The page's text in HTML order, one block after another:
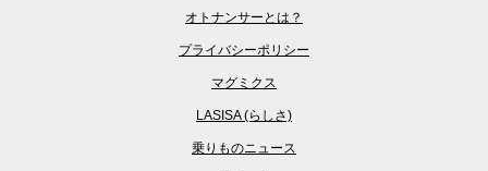
オトナンサーとは？
プライバシーポリシー
マグミクス
LASISA (らしさ)
乗りものニュース